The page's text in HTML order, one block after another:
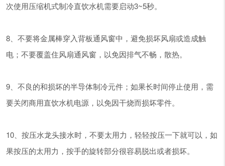
次使用压缩机式制冷直饮水机需要启动3~5秒。
8、不要将金属棒穿入背板通风窗中，避免损坏风扇或造成触
电；不要覆盖住风扇通风窗，以免因排气不畅，散热。
9、不良的和损坏的半导体制冷元件；如果长时间停止使用，需
要关闭商用直饮水机电源，以免因干烧而损坏零件。
10、按压水龙头接水时，不要太用力，轻轻按压一下就可以，如
果按压的太用力，按手的旋转部分很容易脱出或者损坏。